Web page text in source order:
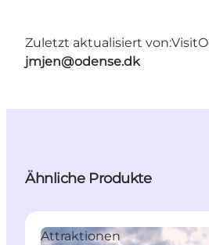
Zuletzt aktualisiert von:
jmjen@odense.dk
Ähnliche Produkte
Attraktionen